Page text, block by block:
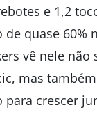
e 1,2
quase 60%
vê nele
mas
para crescer